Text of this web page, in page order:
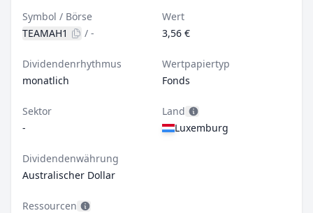
Symbol / Börse
TEAMAH1
/ -
Wert
3,56 €
Dividendenrhythmus
monatlich
Wertpapiertyp
Fonds
Sektor
-
Land
Luxemburg
Dividendenwährung
Australischer Dollar
Ressourcen